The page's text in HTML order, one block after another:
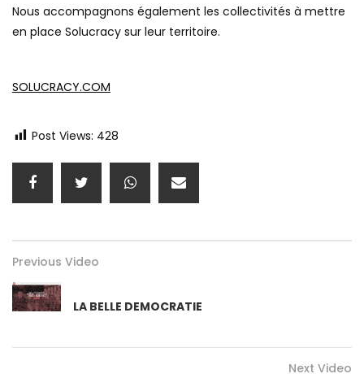
Nous accompagnons également les collectivités à mettre
en place Solucracy sur leur territoire.
SOLUCRACY.COM
Post Views: 428
Previous Video
LA BELLE DEMOCRATIE
Next Video